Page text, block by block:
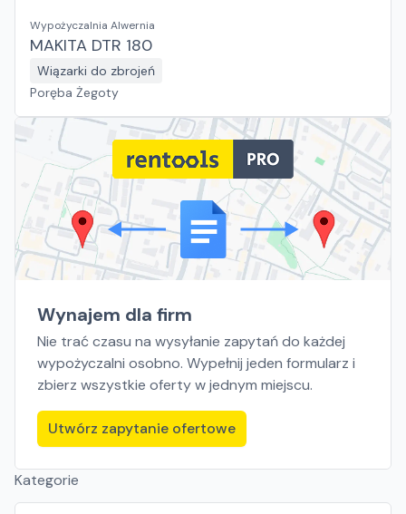
Wypożyczalnia Alwernia
MAKITA DTR 180
Wiązarki do zbrojeń
Poręba Żegoty
Wynajem dla firm
Nie trać czasu na wysyłanie zapytań do każdej
wypożyczalni osobno. Wypełnij jeden formularz i
zbierz wszystkie oferty w jednym miejscu.
Utwórz zapytanie ofertowe
Kategorie